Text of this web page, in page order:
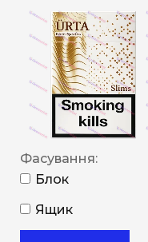
Фасування:
Блок
Ящик